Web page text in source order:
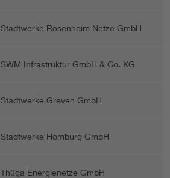
Stadtwerke Rosenheim Netze GmbH
SWM Infrastruktur GmbH & Co. KG
Stadtwerke Greven GmbH
Stadtwerke Homburg GmbH
Thüga Energienetze GmbH